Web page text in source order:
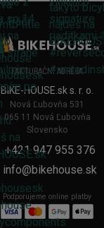
FAKTURAČNÍ ADRESA
BIKE-HOUSE.sk s. r. o.
Nová Ľubovňa 531
065 11 Nová Ľubovňa
Slovensko
+421 947 955 376
info@bikehouse.sk
Podporujeme online platby